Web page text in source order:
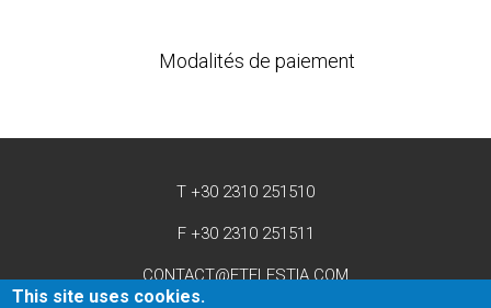
Modalités de paiement
T +30 2310 251510
F +30 2310 251511
CONTACT@ETELESTIA.COM
This site uses cookies.